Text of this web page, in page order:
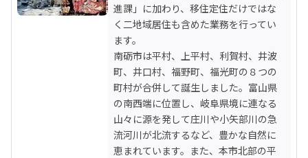
進課」に加わり、移住定住だけではな
く二地域居住も含めた業務を行ってい
ます。
南砺市は平村、上平村、利賀村、井波
町、井口村、福野町、福光町の８つの
町村が合併して誕生しました。富山県
の南西端に位置し、岐阜県境に連なる
山々に源を発して庄川や小矢部川の急
流河川が北流するなど、豊かな自然に
恵まれています。また、本市北部の平